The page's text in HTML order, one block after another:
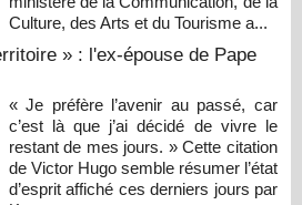
Culture, des Arts et du Tourisme a...
» : l'ex-épouse de Pape
« Je préfère l’avenir au passé, car
c’est là que j’ai décidé de vivre le
restant de mes jours. » Cette citation
de Victor Hugo semble résumer l’état
d’esprit affiché ces derniers jours par